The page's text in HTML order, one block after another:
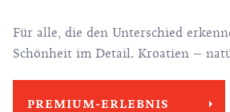
Für alle, die den Unterschied
Schönheit im Detail. Kroatien –
PREMIUM-ERLEBNIS